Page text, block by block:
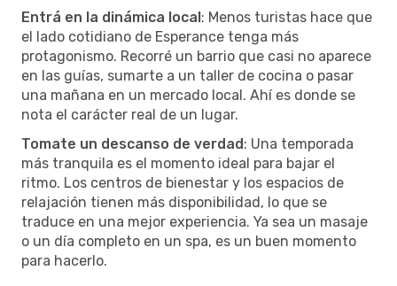
Entrá en la dinámica local: Menos turistas hace que
el lado cotidiano de Esperance tenga más
protagonismo. Recorré un barrio que casi no aparece
en las guías, sumarte a un taller de cocina o pasar
una mañana en un mercado local. Ahí es donde se
nota el carácter real de un lugar.
Tomate un descanso de verdad: Una temporada
más tranquila es el momento ideal para bajar el
ritmo. Los centros de bienestar y los espacios de
relajación tienen más disponibilidad, lo que se
traduce en una mejor experiencia. Ya sea un masaje
o un día completo en un spa, es un buen momento
para hacerlo.